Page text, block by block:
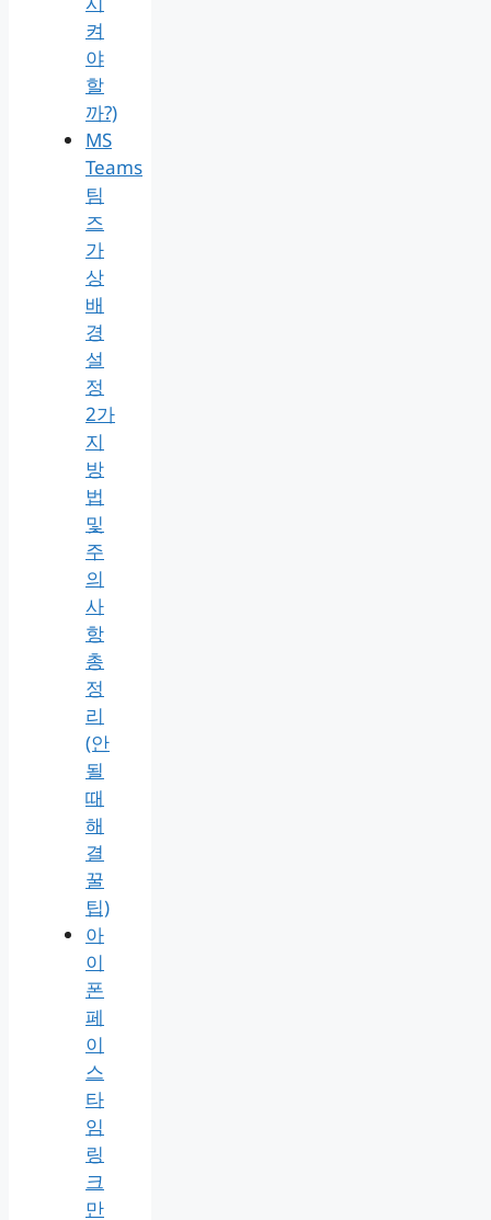
켜
야
할
까?)
MS
Teams
팀
즈
가
상
배
경
설
정
2가
지
방
법
및
주
의
사
항
총
정
리
(안
될
때
해
결
꿀
팁)
아
이
폰
페
이
스
타
임
링
크
만